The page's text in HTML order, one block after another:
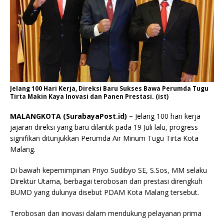
Jelang 100 Hari Kerja, Direksi Baru Sukses Bawa Perumda Tugu
Tirta Makin Kaya Inovasi dan Panen Prestasi. (ist)
MALANGKOTA (SurabayaPost.id) – Jelang 100 hari kerja
jajaran direksi yang baru dilantik pada 19 Juli lalu, progress
signifikan ditunjukkan Perumda Air Minum Tugu Tirta Kota
Malang.
Di bawah kepemimpinan Priyo Sudibyo SE, S.Sos, MM selaku
Direktur Utama, berbagai terobosan dan prestasi direngkuh
BUMD yang dulunya disebut PDAM Kota Malang tersebut.
Terobosan dan inovasi dalam mendukung pelayanan prima